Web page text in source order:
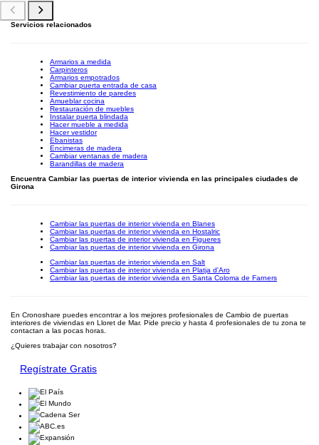
Servicios relacionados
Armarios a medida
Carpinteros
Armarios empotrados
Cambiar puerta entrada de casa
Revestimiento de paredes
Amueblar cocina
Restauración de muebles
Instalar puerta blindada
Hacer mueble a medida
Hacer vestidor
Ebanistas
Encimeras de madera
Cambiar ventanas de madera
Barandillas de madera
Encuentra Cambiar las puertas de interior vivienda en las principales ciudades de
Girona
Cambiar las puertas de interior vivienda en Blanes
Cambiar las puertas de interior vivienda en Hostalric
Cambiar las puertas de interior vivienda en Figueres
Cambiar las puertas de interior vivienda en Girona
Cambiar las puertas de interior vivienda en Salt
Cambiar las puertas de interior vivienda en Platja d'Aro
Cambiar las puertas de interior vivienda en Santa Coloma de Farners
En Cronoshare puedes encontrar a los mejores profesionales de Cambio de puertas
interiores de viviendas en Lloret de Mar. Pide precio y hasta 4 profesionales de tu zona te
contactan a las pocas horas.
¿Quieres trabajar con nosotros?
Regístrate Gratis